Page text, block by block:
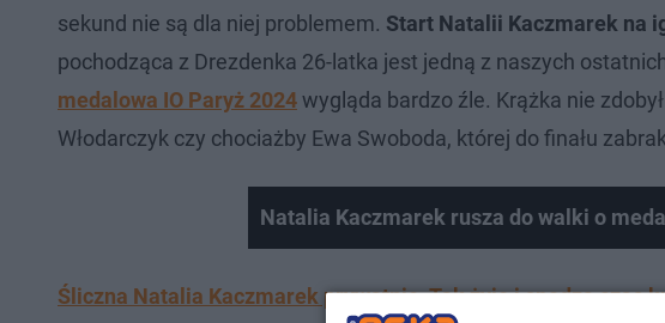
sekund nie są dla niej problemem. Start Natalii Kaczmarek na
pochodząca z Drezdenka 26-latka jest jedną z naszych
medalowa IO Paryż 2024wygląda bardzo źle. Krążka nie
Włodarczyk czy chociażby Ewa Swoboda, której do finału
Natalia Kaczmarek rusza do walki o
Śliczna Natalia Kaczmarek prywatnie. Tak żyje i spędza czas